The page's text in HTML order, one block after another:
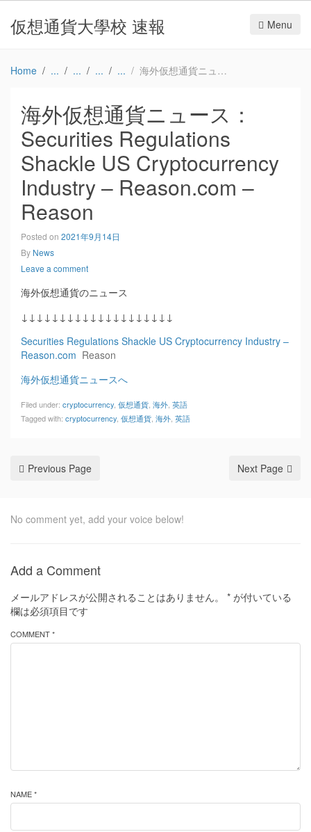
仮想通貨大學校 速報 Menu
Home 海外仮想通貨ニュース：Securities Regulations Shackle US Cryptocurrency Industry – Reason.com – Reason
海外仮想通貨ニュース：
Securities Regulations
Shackle US Cryptocurrency
Industry – Reason.com –
Reason
Posted on 2021年9月14日
By News
Leave a comment
海外仮想通貨のニュース
↓↓↓↓↓↓↓↓↓↓↓↓↓↓↓↓↓↓↓↓
Securities Regulations Shackle US Cryptocurrency Industry –
Reason.com Reason
海外仮想通貨ニュースへ
Filed under: cryptocurrency 仮想通貨 海外 英語
Tagged with: cryptocurrency 仮想通貨 海外 英語
Previous Page Next Page
No comment yet, add your voice below!
Add a Comment
メールアドレスが公開されることはありません。 * が付いている
欄は必須項目です
COMMENT *
NAME *